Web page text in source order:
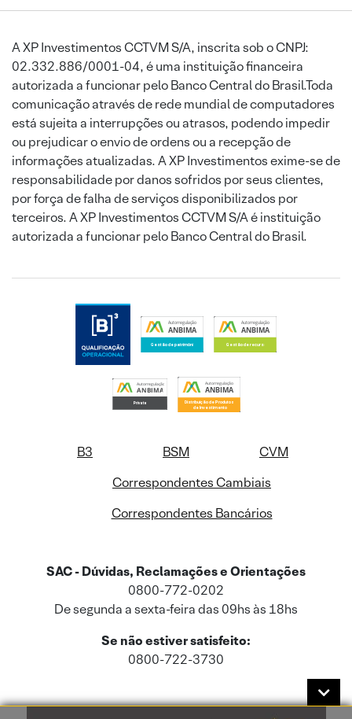
A XP Investimentos CCTVM S/A, inscrita sob o CNPJ:
02.332.886/0001-04, é uma instituição financeira
autorizada a funcionar pelo Banco Central do Brasil.Toda
comunicação através de rede mundial de computadores
está sujeita a interrupções ou atrasos, podendo impedir
ou prejudicar o envio de ordens ou a recepção de
informações atualizadas. A XP Investimentos exime-se de
responsabilidade por danos sofridos por seus clientes,
por força de falha de serviços disponibilizados por
terceiros. A XP Investimentos CCTVM S/A é instituição
autorizada a funcionar pelo Banco Central do Brasil.
B3 BSM
CVM
Correspondentes Cambiais
Correspondentes Bancários
SAC - Dúvidas, Reclamações e Orientações
0800-772-0202
De segunda a sexta-feira das 09hs às 18hs
Se não estiver satisfeito:
0800-722-3730